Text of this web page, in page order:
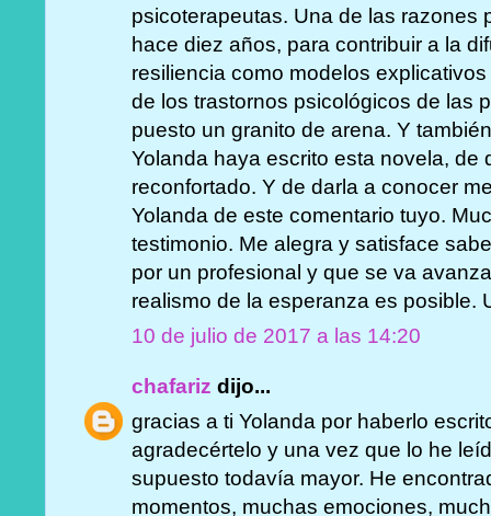
psicoterapeutas. Una de las razones
hace diez años, para contribuir a la
resiliencia como modelos
de los trastornos psicológicos de las
puesto un granito de arena. Y
Yolanda haya escrito esta novela, de
reconfortado. Y de darla a conocer
Yolanda de este comentario tuyo.
testimonio. Me alegra y satisface
por un profesional y que se va
realismo de la esperanza es posible.
10 de julio de 2017 a las 14:20
chafariz dijo...
gracias a ti Yolanda por haberlo
agradecértelo y una vez que lo he
supuesto todavía mayor. He
momentos, muchas emociones,